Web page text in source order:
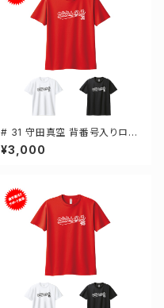
# 31 守田真空 背番号入りロゴ
ドライTシャツ 半袖 選手還元 3
カラー S-5Lサイズ 000300
¥3,000